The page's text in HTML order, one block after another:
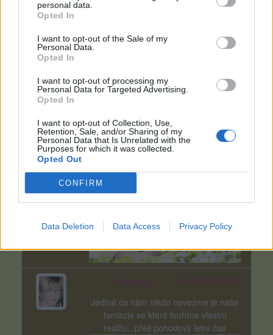
personal data.
Opted In
I want to opt-out of the Sale of my
Personal Data.
Opted In
I want to opt-out of processing my
Personal Data for Targeted Advertising.
Opted In
I want to opt-out of Collection, Use,
Retention, Sale, and/or Sharing of my
Personal Data that Is Unrelated with the
Purposes for which it was collected.
Opted Out
CONFIRM
Data Deletion Data Access Privacy Policy
Kalupinka
Klidný vstup do nového týdne přeji
Jediné co nám nikdo nevezme je naše
fantazie ve které tvoříme vlastní
realitu...přeji pohodový letní čas